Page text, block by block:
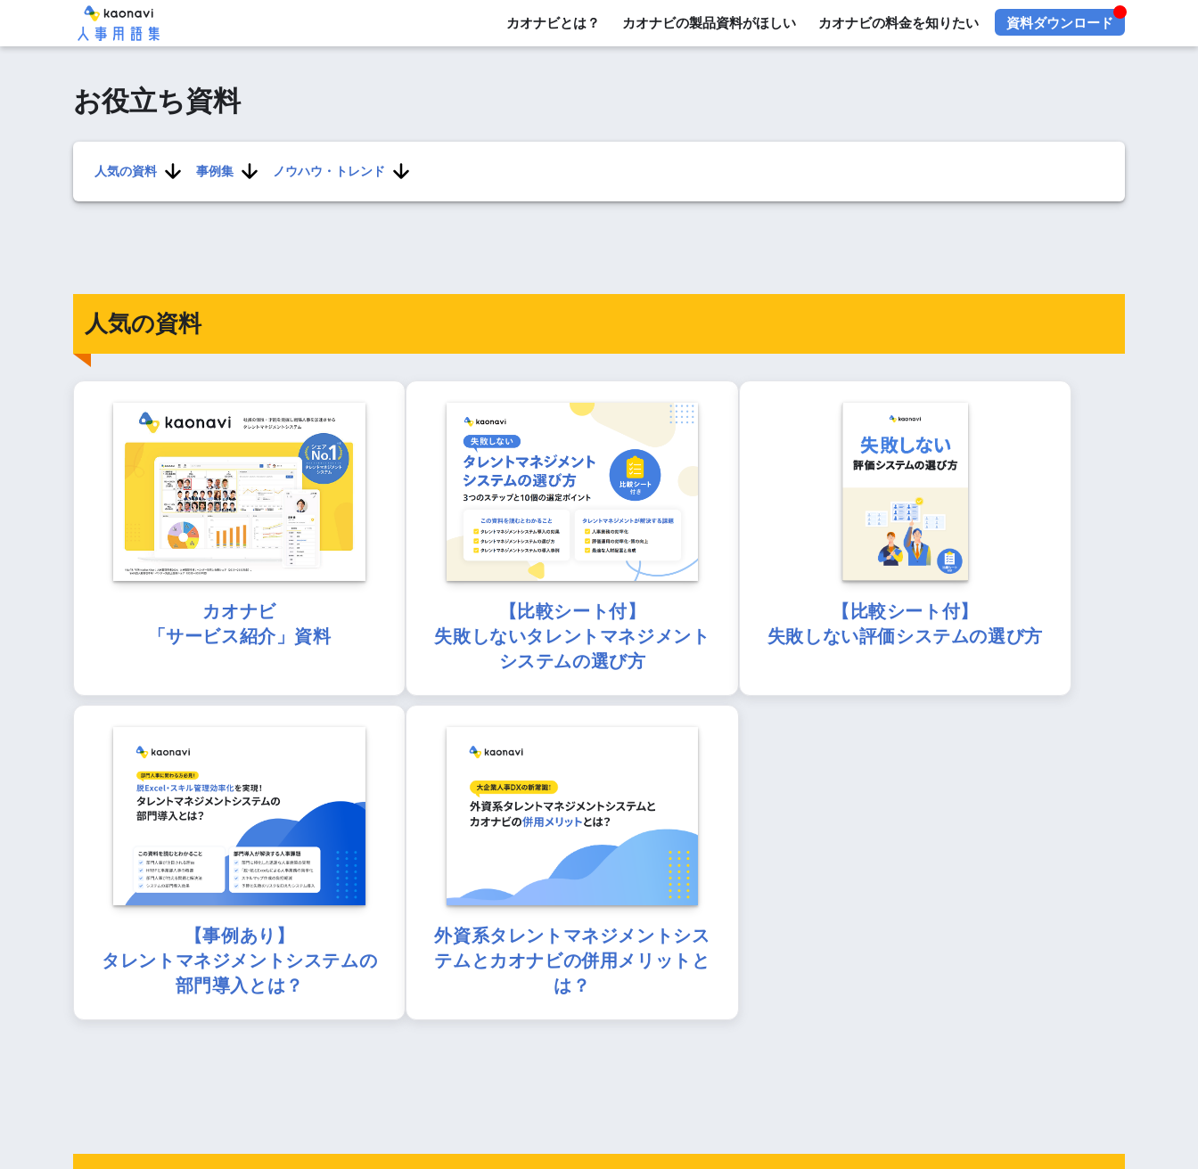
カオナビとは？ カオナビの製品資料がほしい カオナビの料金を知りたい 資料ダウンロード
お役立ち資料
人気の資料 事例集 ノウハウ・トレンド
人気の資料
カオナビ
「サービス紹介」資料
【比較シート付】
失敗しないタレントマネジメント
システムの選び方
【比較シート付】
失敗しない評価システムの選び方
【事例あり】
タレントマネジメントシステムの
部門導入とは？
外資系タレントマネジメントシス
テムとカオナビの併用メリットと
は？